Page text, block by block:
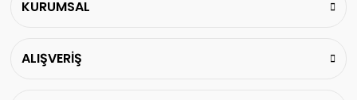
KURUMSAL
ALIŞVERİŞ